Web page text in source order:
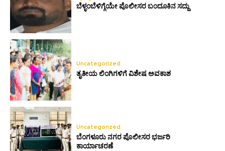
ಬೆಳ್ಳಂಬೆಳಿಗ್ಗೆಯೇ ಪೊಲೀಸರ ಬಂದೂಕಿನ ಸದ್ದು
Uncategorized
ತೃತೀಯ ಲಿಂಗಿಗಳಿಗೆ ವಿಶೇಷ ಅವಕಾಶ
Uncategorized
ಬೆಂಗಳೂರು ನಗರ ಪೊಲೀಸರ ಭರ್ಜರಿ
ಕಾರ್ಯಾಚರಣೆ